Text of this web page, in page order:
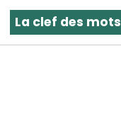
La clef des mots